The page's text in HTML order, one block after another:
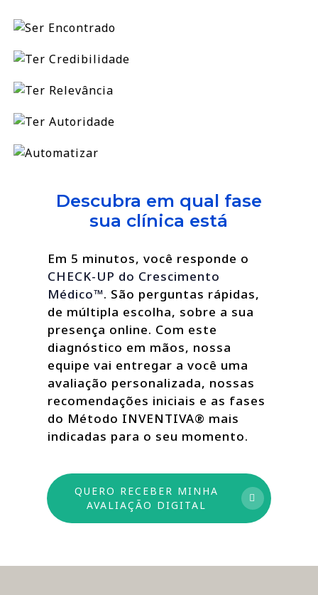
Descubra em qual fase
sua clínica está
Em 5 minutos, você responde o
CHECK-UP do Crescimento
Médico™. São perguntas rápidas,
de múltipla escolha, sobre a sua
presença online. Com este
diagnóstico em mãos, nossa
equipe vai entregar a você uma
avaliação personalizada, nossas
recomendações iniciais e as fases
do Método INVENTIVA® mais
indicadas para o seu momento.
QUERO RECEBER MINHA
AVALIAÇÃO DIGITAL